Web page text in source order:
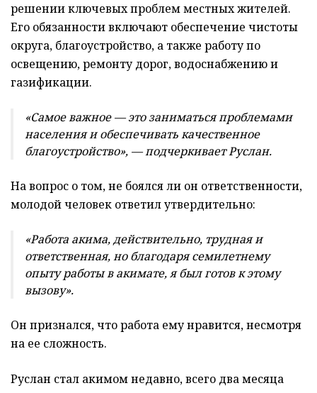
решении ключевых проблем местных жителей.
Его обязанности включают обеспечение чистоты
округа, благоустройство, а также работу по
освещению, ремонту дорог, водоснабжению и
газификации.
«Самое важное — это заниматься проблемами
населения и обеспечивать качественное
благоустройство», — подчеркивает Руслан.
На вопрос о том, не боялся ли он ответственности,
молодой человек ответил утвердительно:
«Работа акима, действительно, трудная и
ответственная, но благодаря семилетнему
опыту работы в акимате, я был готов к этому
вызову».
Он признался, что работа ему нравится, несмотря
на ее сложность.
Руслан стал акимом недавно, всего два месяца